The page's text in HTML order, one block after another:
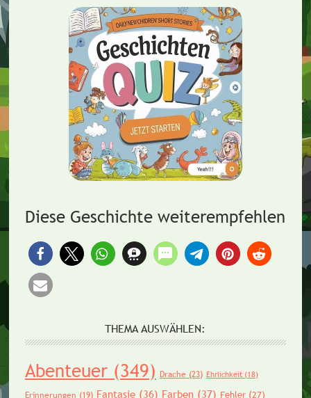
Diese Geschichte weiterempfehlen
THEMA AUSWÄHLEN:
Abenteuer(349) Drache (23) Ehrlichkeit(18)
Erinnerungen (19) Fantasie(36) Farben(37) Fehler(27)